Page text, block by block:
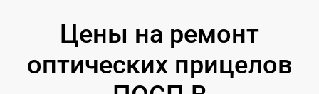
Цены на ремонт
оптических прицелов